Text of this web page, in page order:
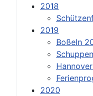
2018
2019
Boßeln
2020